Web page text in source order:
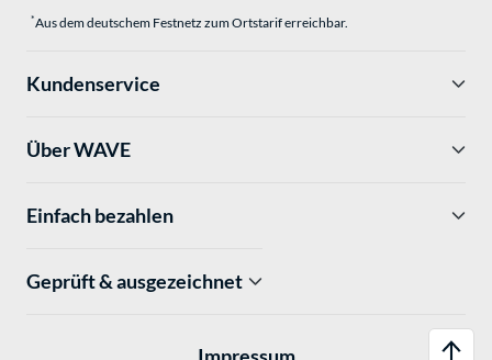
*Aus dem deutschem Festnetz zum Ortstarif erreichbar.
Kundenservice
Über WAVE
Einfach bezahlen
Geprüft & ausgezeichnet